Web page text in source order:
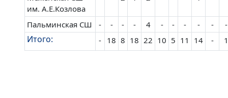
им. А.Е.Козлова
Пальминская СШ - - - - 4 - - - - - -
Итого: - 18 8 18 22 10 5 11 14 - 1